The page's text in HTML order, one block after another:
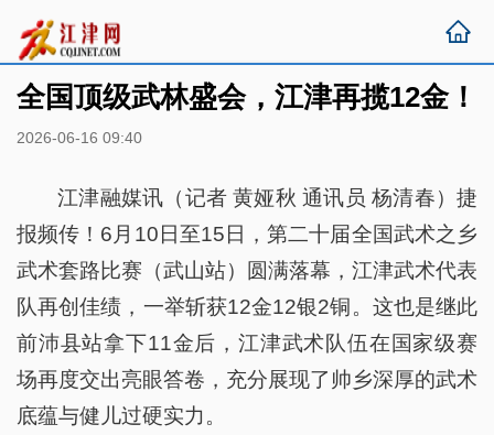
全国顶级武林盛会，江津再揽12金！
2026-06-16 09:40
江津融媒讯（记者 黄娅秋 通讯员 杨清春）捷
报频传！6月10日至15日，第二十届全国武术之乡
武术套路比赛（武山站）圆满落幕，江津武术代表
队再创佳绩，一举斩获12金12银2铜。这也是继此
前沛县站拿下11金后，江津武术队伍在国家级赛
场再度交出亮眼答卷，充分展现了帅乡深厚的武术
底蕴与健儿过硬实力。